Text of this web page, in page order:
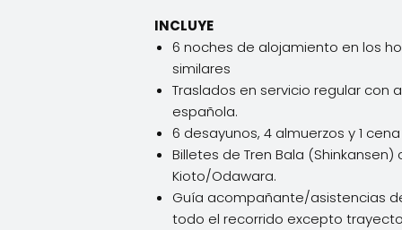
INCLUYE
6 noches de alojamiento en los
similares
Traslados en servicio regular con
española.
6 desayunos, 4 almuerzos y 1
Billetes de Tren Bala (Shinkansen)
Kioto/Odawara.
Guía acompañante/asistencias
todo el recorrido excepto